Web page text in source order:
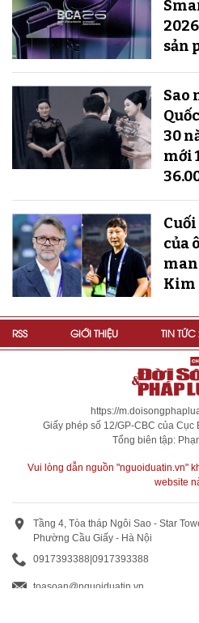
sản
Sao
30
mới
của
Kim
RSS GIỚI THIỆU TIN
https://
Giấy phép số 12/GP-CBC của
Tổng biên tập:
Vui lòng dẫn nguồn "nguoiduatin.vn"
website
Tầng 4, Tòa tháp Ngôi Sao - Star
Phường Cầu Giấy - Hà Nội
0917393388 0917393388
toasoan@nguoiduatin.vn